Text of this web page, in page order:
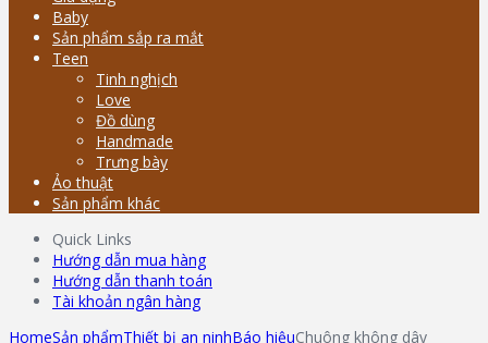
Baby
Sản phẩm sắp ra mắt
Teen
Tinh nghịch
Love
Đồ dùng
Handmade
Trưng bày
Ảo thuật
Sản phẩm khác
Quick Links
Hướng dẫn mua hàng
Hướng dẫn thanh toán
Tài khoản ngân hàng
HomeSản phẩmThiết bị an ninhBáo hiệuChuông không dây